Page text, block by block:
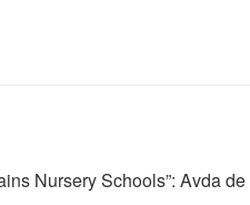
Nursery Schools”: Avda